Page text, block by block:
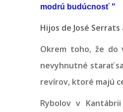
modrú budúcnosť "
Hijos de José
Okrem toho, že do
nevyhnutné starať
revírov, ktoré majú
Rybolov v